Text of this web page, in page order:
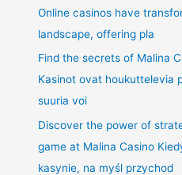
Online casinos have
landscape, offering pla
Find the secrets of Malina
Kasinot ovat houkuttelevia
suuria voi
Discover the power of
game at Malina Casino
kasynie, na myśl przychod